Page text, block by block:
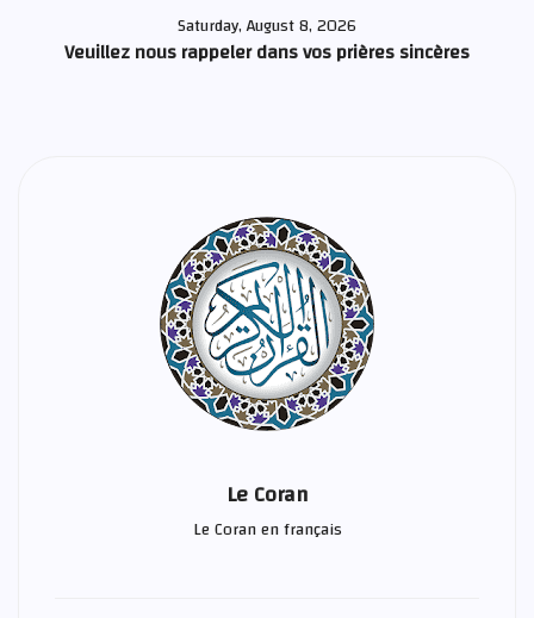
Saturday, August 8, 2026
Veuillez nous rappeler dans vos prières sincères
Le Coran
Le Coran en français